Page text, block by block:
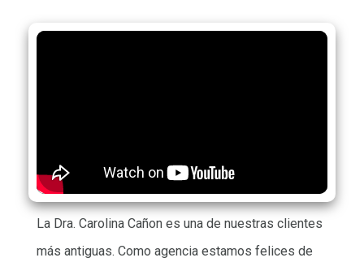
La Dra. Carolina Cañon es una de nuestras clientes
más antiguas. Como agencia estamos felices de